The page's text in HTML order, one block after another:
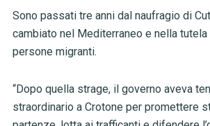
Sono passati tre anni dal naufragio di
cambiato nel Mediterraneo e nella
persone migranti.
“Dopo quella strage, il governo aveva
straordinario a Crotone per promettere